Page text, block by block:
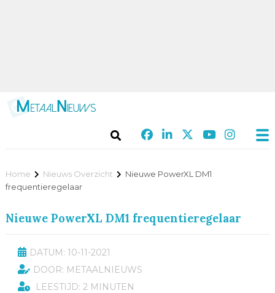
Home Nieuws Overzicht
Nieuwe PowerXL DM1
frequentieregelaar
Nieuwe PowerXL DM1 frequentieregelaar
DATUM: 10-11-2021
DOOR: METAALNIEUWS
LEESTIJD: 2 MINUTEN